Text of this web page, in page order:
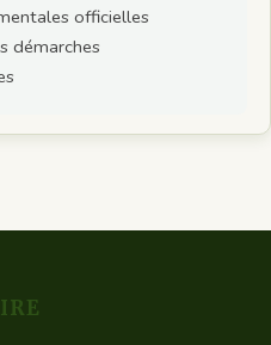
officielles
démarches